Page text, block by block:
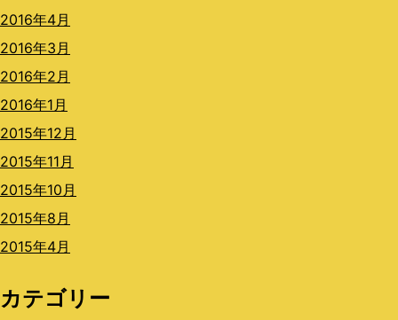
2016年4月
2016年3月
2016年2月
2016年1月
2015年12月
2015年11月
2015年10月
2015年8月
2015年4月
カテゴリー